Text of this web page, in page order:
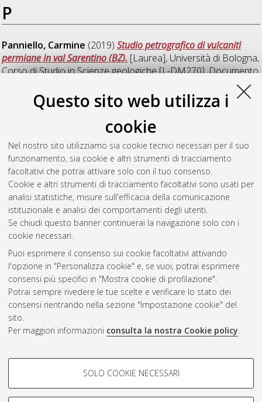
Questo sito web utilizza i
cookie
Nel nostro sito utilizziamo sia cookie tecnici necessari per il suo
funzionamento, sia cookie e altri strumenti di tracciamento
facoltativi che potrai attivare solo con il tuo consenso.
Cookie e altri strumenti di tracciamento facoltativi sono usati per
analisi statistiche, misure sull'efficacia della comunicazione
istituzionale e analisi dei comportamenti degli utenti.
Se chiudi questo banner continuerai la navigazione solo con i
cookie necessari.
Puoi esprimere il consenso sui cookie facoltativi attivando
l'opzione in "Personalizza cookie" e, se vuoi, potrai esprimere
consensi più specifici in "Mostra cookie di profilazione".
Potrai sempre rivedere le tue scelte e verificare lo stato dei
consensi rientrando nella sezione "Impostazione cookie" del
sito.
Per maggiori informazioni consulta la nostra Cookie policy.
COOKIE DI PROFILAZIONE -
Si tratta di cookie utilizzati per analizzare le caratteristiche della
SOLO COOKIE NECESSARI
P
Panniello, Carmine (2019)Studio petrografico di vulcaniti
permiane in val Sarentino (BZ). [Laurea], Università di Bologna,
Corso di Studio inScienze geologiche [L-DM270], Documento
Rambelli, Daniele(2019)Studio petrografico delle vulcaniti
permiane nell’area di Ponte Gardena – Barbiano (BZ).
[Laurea], Università di Bologna, Corso di Studio inScienze
geologiche [L-DM270], Documento full-text non disponibile
Questa lista e' stata generata ilFri Aug 7 01:41:35 2026 CEST
Atom
Rss 1.0
Rss 2.0
AMS Laurea
Impostazioni Cookie
Informativa sulla privacy
Condizioni d’uso del sito